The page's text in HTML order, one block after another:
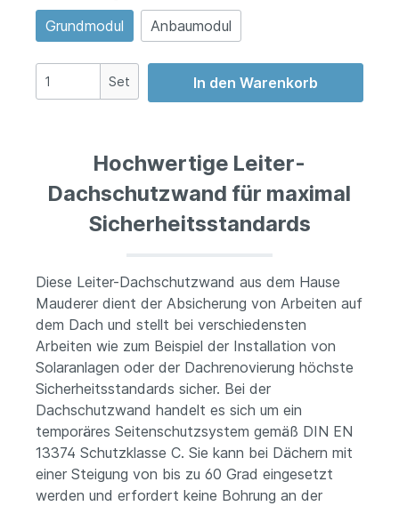
Grundmodul
Anbaumodul
Set In den Warenkorb
Hochwertige Leiter-
Dachschutzwand für maximal
Sicherheitsstandards
Diese Leiter-Dachschutzwand aus dem Hause
Mauderer dient der Absicherung von Arbeiten auf
dem Dach und stellt bei verschiedensten
Arbeiten wie zum Beispiel der Installation von
Solaranlagen oder der Dachrenovierung höchste
Sicherheitsstandards sicher. Bei der
Dachschutzwand handelt es sich um ein
temporäres Seitenschutzsystem gemäß DIN EN
13374 Schutzklasse C. Sie kann bei Dächern mit
einer Steigung von bis zu 60 Grad eingesetzt
werden und erfordert keine Bohrung an der